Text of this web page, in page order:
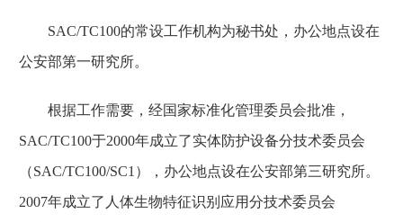
SAC/TC100的常设工作机构为秘书处，办公地点设在
公安部第一研究所。
根据工作需要，经国家标准化管理委员会批准，
SAC/TC100于2000年成立了实体防护设备分技术委员会
（SAC/TC100/SC1），办公地点设在公安部第三研究所。
2007年成立了人体生物特征识别应用分技术委员会